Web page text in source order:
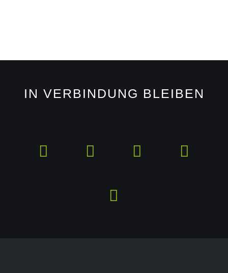
IN VERBINDUNG BLEIBEN